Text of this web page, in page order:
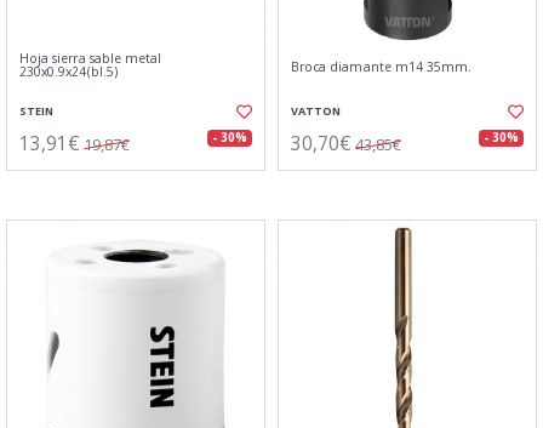
Hoja sierra sable metal
230x0.9x24(bl.5)
STEIN
13,91€ 19,87€ - 30%
Broca diamante m14 35mm.
VATTON
30,70€ 43,85€ - 30%